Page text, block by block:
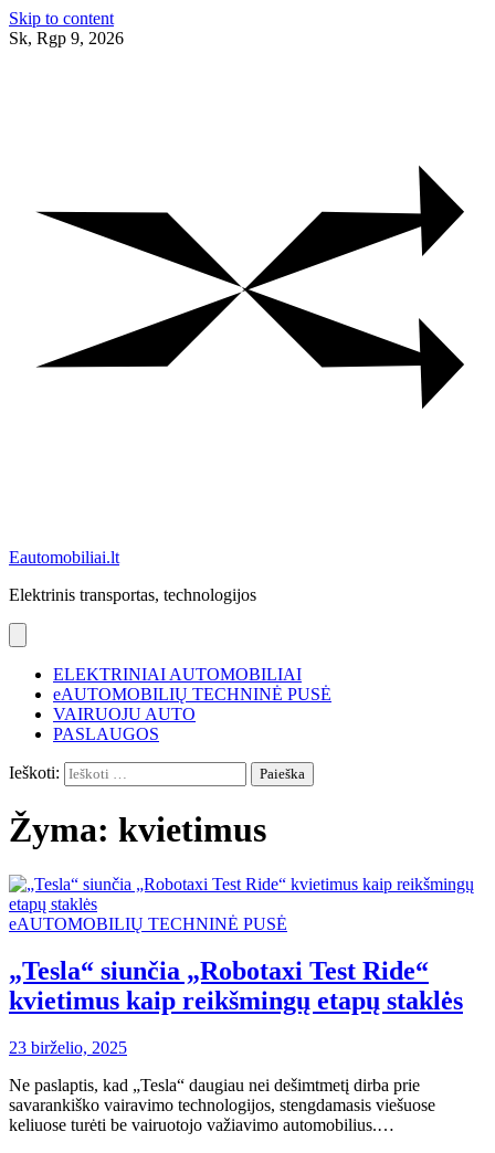
Skip to content
Sk, Rgp 9, 2026
Eautomobiliai.lt
Elektrinis transportas, technologijos
ELEKTRINIAI AUTOMOBILIAI
eAUTOMOBILIŲ TECHNINĖ PUSĖ
VAIRUOJU AUTO
PASLAUGOS
Ieškoti:
Žyma: kvietimus
eAUTOMOBILIŲ TECHNINĖ PUSĖ
„Tesla“ siunčia „Robotaxi Test Ride“
kvietimus kaip reikšmingų etapų staklės
23 birželio, 2025
Ne paslaptis, kad „Tesla“ daugiau nei dešimtmetį dirba prie
savarankiško vairavimo technologijos, stengdamasis viešuose
keliuose turėti be vairuotojo važiavimo automobilius.…